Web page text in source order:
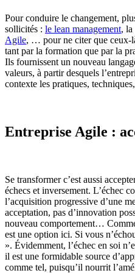
Pour conduire le changement,
sollicités : le lean management, la
Agile, … pour ne citer que ceux-
tant par la formation que par la
Ils fournissent un nouveau
valeurs, à partir desquels
contexte les pratiques,
Entreprise Agile :
Se transformer c’est aussi
échecs et inversement. L’échec
l’acquisition progressive d’une
acceptation, pas d’innovation
nouveau comportement…
est une option ici. Si vous
». Évidemment, l’échec en soi
il est une formidable source
comme tel, puisqu’il nourrit